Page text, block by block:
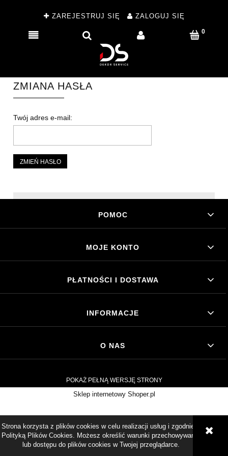
Strona korzysta z plików cookies w celu realizacji usług i zgodnie z
Polityką Plików Cookies. Możesz określić warunki przechowywania
lub dostępu do plików cookies w Twojej przeglądarce.
ZAREJESTRUJ SIĘ ZALOGUJ SIĘ
ZMIANA HASŁA
Twój adres e-mail:
ZMIEŃ HASŁO
POMOC
MOJE KONTO
PŁATNOŚCI I DOSTAWA
INFORMACJE
O NAS
POKAŻ PEŁNĄ WERSJĘ STRONY
Sklep internetowy Shoper.pl